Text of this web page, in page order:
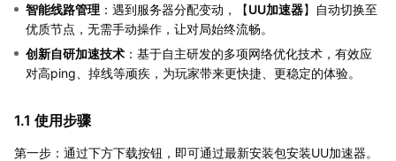
智能线路管理 ：遇到服务器分配变动，【UU加速器】自动切换至
优质节点，无需手动操作，让对局始终流畅。
创新自研加速技术 ：基于自主研发的多项网络优化技术，有效应
对高ping、掉线等顽疾，为玩家带来更快捷、更稳定的体验。
1.1 使用步骤
第一步：通过下方下载按钮，即可通过最新安装包安装UU加速器。